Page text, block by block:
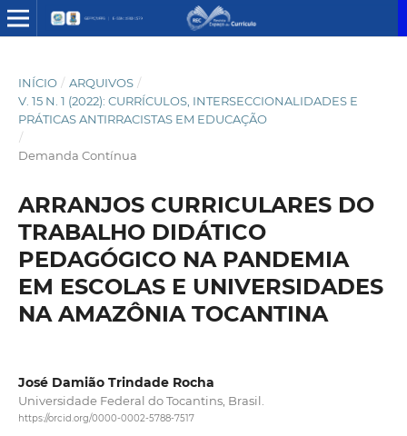
INÍCIO / ARQUIVOS /
V. 15 N. 1 (2022): CURRÍCULOS, INTERSECCIONALIDADES E
PRÁTICAS ANTIRRACISTAS EM EDUCAÇÃO
/
Demanda Contínua
ARRANJOS CURRICULARES DO
TRABALHO DIDÁTICO
PEDAGÓGICO NA PANDEMIA
EM ESCOLAS E UNIVERSIDADES
NA AMAZÔNIA TOCANTINA
José Damião Trindade Rocha
Universidade Federal do Tocantins, Brasil.
https://orcid.org/0000-0002-5788-7517